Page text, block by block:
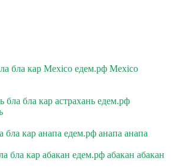
бла кар Mexico едем.рф Mexico
бла бла кар астрахань едем.рф
бла кар анапа едем.рф анапа анапа
бла кар абакан едем.рф абакан абакан